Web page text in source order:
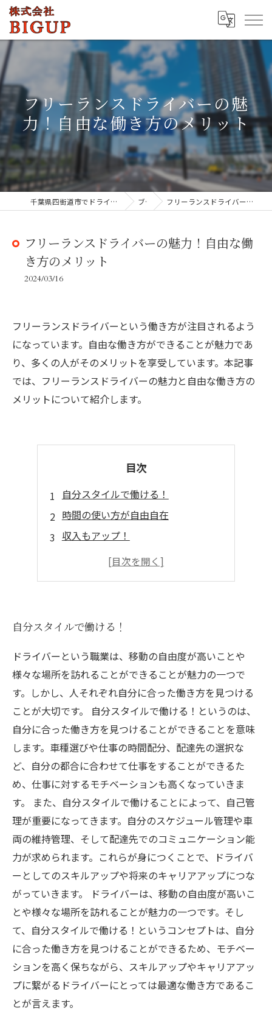
フリーランスドライバーの魅
力！自由な働き方のメリット
千葉県四街道市でドライバーの求人なら株式会社BIGUP ブログ フリーランスドライバーの魅力！自由な働き方のメリット
フリーランスドライバーの魅力！自由な働
き方のメリット
2024/03/16
フリーランスドライバーという働き方が注目されるよう
になっています。自由な働き方ができることが魅力であ
り、多くの人がそのメリットを享受しています。本記事
では、フリーランスドライバーの魅力と自由な働き方の
メリットについて紹介します。
目次
自分スタイルで働ける！
時間の使い方が自由自在
収入もアップ！
自由気ままに仕事を楽しめる
自分スタイルで働ける！
ドライバーという職業は、移動の自由度が高いことや
様々な場所を訪れることができることが魅力の一つで
す。しかし、人それぞれ自分に合った働き方を見つける
ことが大切です。 自分スタイルで働ける！というのは、
自分に合った働き方を見つけることができることを意味
します。車種選びや仕事の時間配分、配達先の選択な
ど、自分の都合に合わせて仕事をすることができるた
め、仕事に対するモチベーションも高くなっていきま
す。 また、自分スタイルで働けることによって、自己管
理が重要になってきます。自分のスケジュール管理や車
両の維持管理、そして配達先でのコミュニケーション能
力が求められます。これらが身につくことで、ドライバ
ーとしてのスキルアップや将来のキャリアアップにつな
がっていきます。 ドライバーは、移動の自由度が高いこ
とや様々な場所を訪れることが魅力の一つです。そし
て、自分スタイルで働ける！というコンセプトは、自分
に合った働き方を見つけることができるため、モチベー
ションを高く保ちながら、スキルアップやキャリアアッ
プに繋がるドライバーにとっては最適な働き方であるこ
とが言えます。